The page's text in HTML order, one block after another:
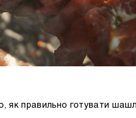
як правильно готувати